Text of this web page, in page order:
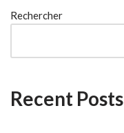
Rechercher
Recent Posts